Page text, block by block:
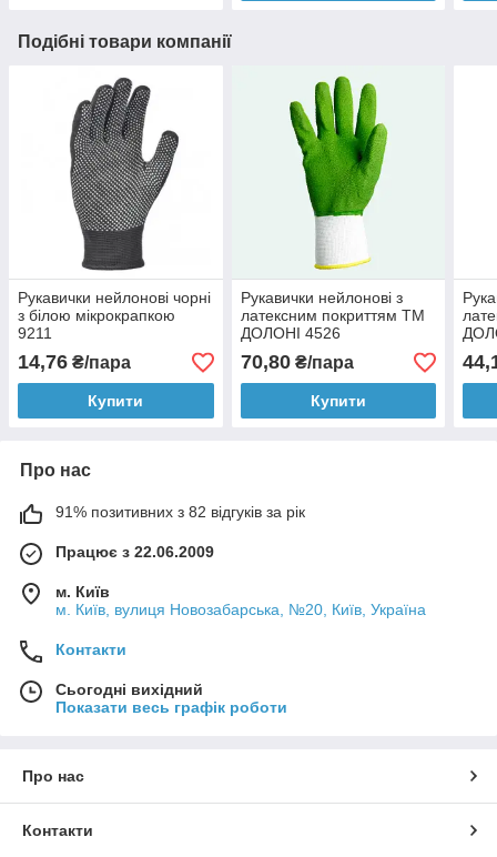
Подібні товари компанії
Рукавички нейлонові чорні
з білою мікрокрапкою
9211
14,76 ₴/пара
Купити
Рукавички нейлонові з
латексним покриттям ТМ
ДОЛОНІ 4526
70,80₴/пара
Купити
Про нас
91% позитивних з 82 відгуків за рік
Працює з 22.06.2009
м. Київ
м. Київ, вулиця Новозабарська, №20, Київ, Україна
Контакти
Сьогодні вихідний
Показати весь графік роботи
Про нас
Контакти